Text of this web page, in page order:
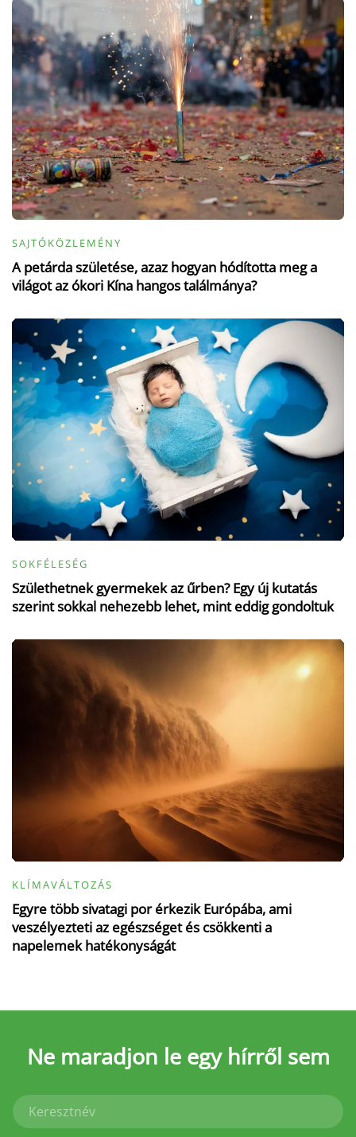
SAJTÓKÖZLEMÉNY
A petárda születése, azaz hogyan hódította meg a
világot az ókori Kína hangos találmánya?
SOKFÉLESÉG
Születhetnek gyermekek az űrben? Egy új kutatás
szerint sokkal nehezebb lehet, mint eddig gondoltuk
KLÍMAVÁLTOZÁS
Egyre több sivatagi por érkezik Európába, ami
veszélyezteti az egészséget és csökkenti a
napelemek hatékonyságát
Ne maradjon le egy hírről sem